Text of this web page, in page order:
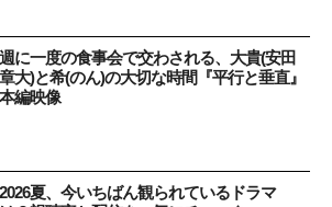
週に一度の食事会で交わされる、大貴(安田
章大)と希(のん)の大切な時間『平行と垂直』
本編映像
2026夏、今いちばん観られているドラマ